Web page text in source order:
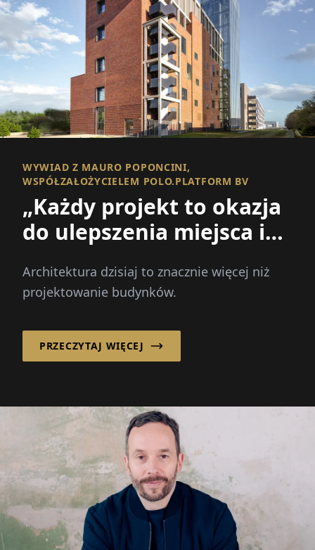
WYWIAD Z MAURO POPONCINI,
WSPÓŁZAŁOŻYCIELEM POLO.PLATFORM BV
„Każdy projekt to okazja
do ulepszenia miejsca i
wspólnoty!”
Architektura dzisiaj to znacznie więcej niż
projektowanie budynków.
PRZECZYTAJ WIĘCEJ